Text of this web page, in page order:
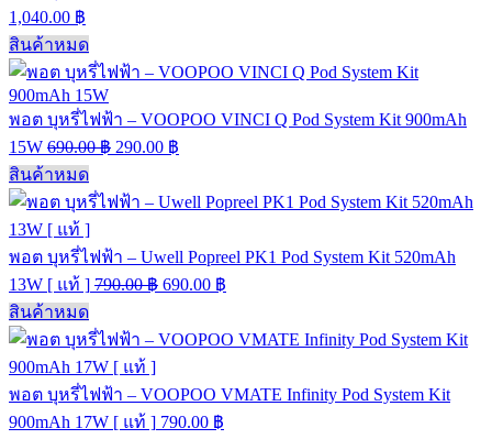
1,040.00 ฿
สินค้าหมด
พอต บุหรี่ไฟฟ้า – VOOPOO VINCI Q Pod System Kit 900mAh
15W 690.00฿ 290.00 ฿
สินค้าหมด
พอต บุหรี่ไฟฟ้า – Uwell Popreel PK1 Pod System Kit 520mAh
13W [ แท้ ] 790.00฿ 690.00 ฿
สินค้าหมด
พอต บุหรี่ไฟฟ้า – VOOPOO VMATE Infinity Pod System Kit
900mAh 17W [ แท้ ] 790.00 ฿